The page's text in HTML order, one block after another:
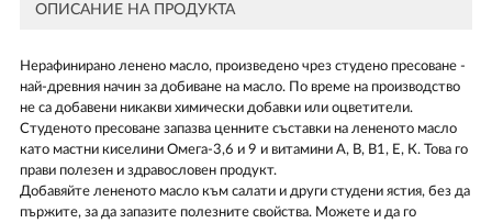
ОПИСАНИЕ НА ПРОДУКТА
Нерафинирано ленено масло, произведено чрез студено пресоване -
най-древния начин за добиване на масло. По време на производство
не са добавени никакви химически добавки или оцветители.
Студеното пресоване запазва ценните съставки на лененото масло
като мастни киселини Омега-3,6 и 9 и витамини А, В, В1, Е, К. Това го
прави полезен и здравословен продукт.
Добавяйте лененото масло към салати и други студени ястия, без да
пържите, за да запазите полезните свойства. Можете и да го